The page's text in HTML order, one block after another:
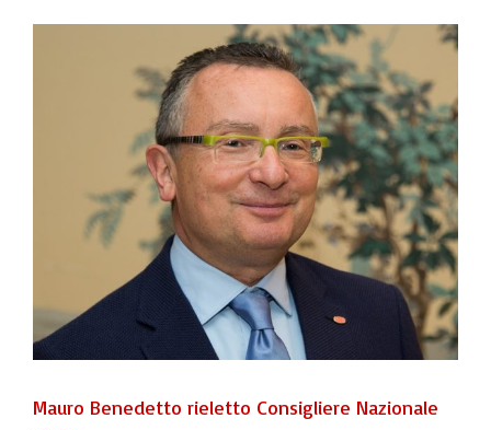
Mauro Benedetto rieletto Consigliere Nazionale